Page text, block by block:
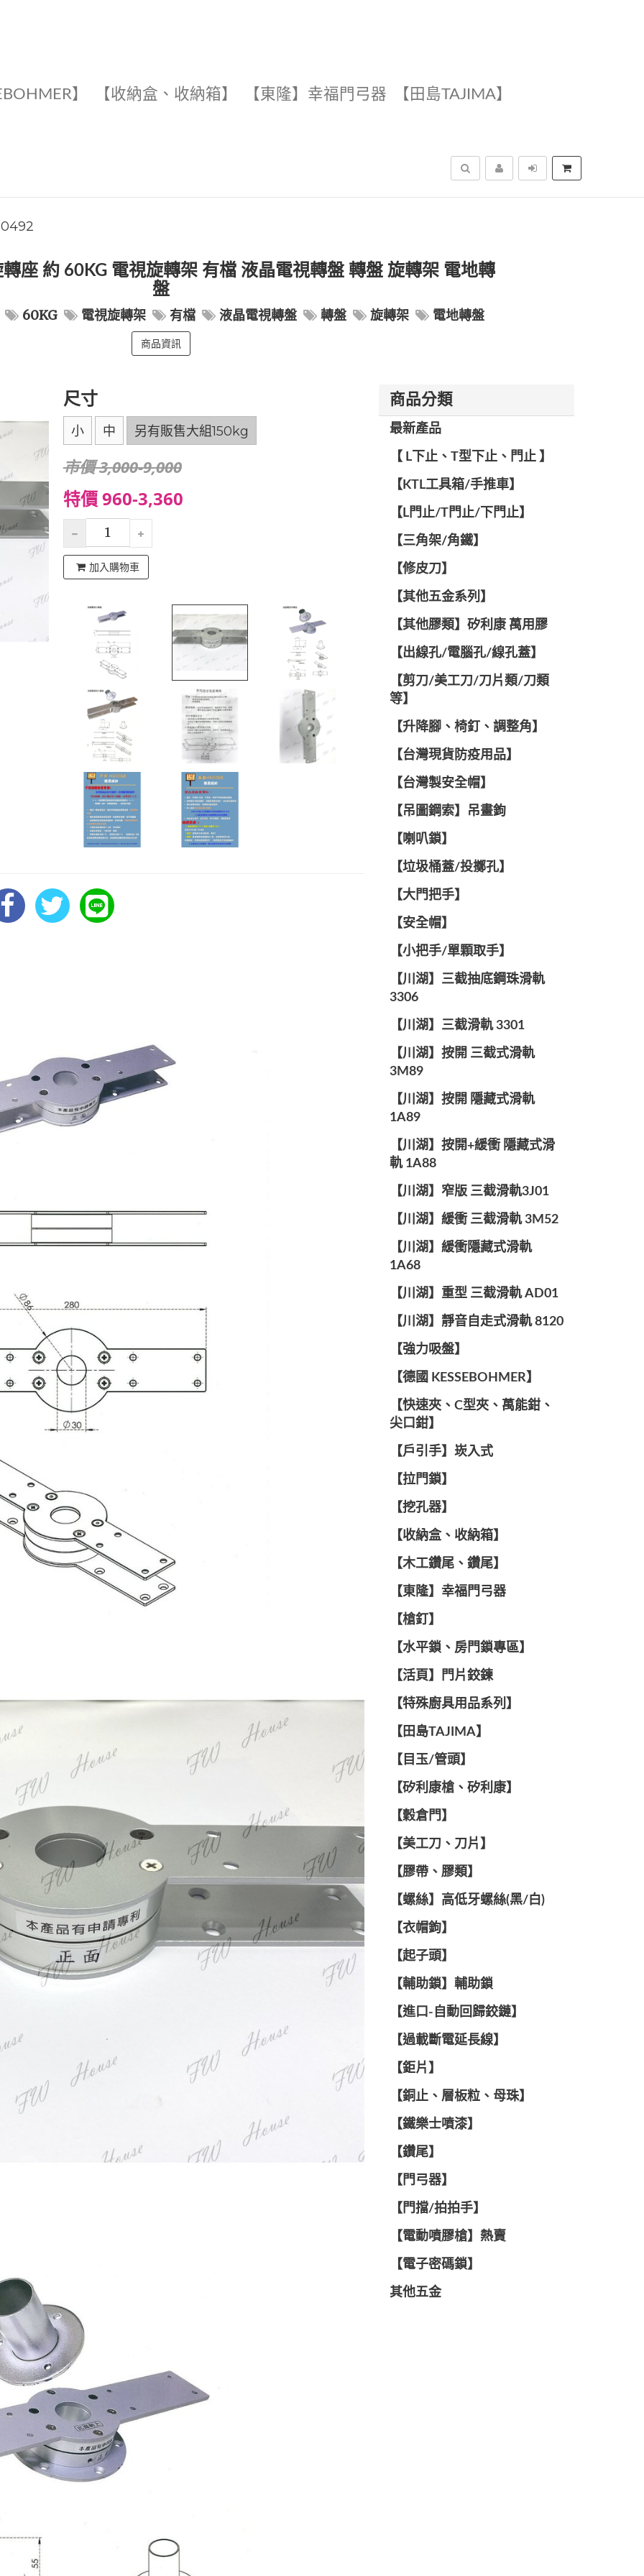
】 【收納盒、收納箱】 【東隆】幸福門弓器 【田島TAJIMA】
搜尋
座 約 60KG 電視旋轉架 有檔 液晶電視轉盤 轉盤 旋轉架 電地轉
盤
60KG 電視旋轉架 有檔 液晶電視轉盤 轉盤 旋轉架 電地轉盤
商品資訊
尺寸
小 中 另有販售大組150kg
市價 3,000-9,000
特價 960-3,360
加入購物車
商品分類
最新產品
【 L下止、T型下止、門止 】
【KTL工具箱/手推車】
【L門止/T門止/下門止】
【三角架/角鐵】
【修皮刀】
【其他五金系列】
【其他膠類】矽利康 萬用膠
【出線孔/電腦孔/線孔蓋】
【剪刀/美工刀/刀片類/刀類
等】
【升降腳、椅釘、調整角】
【台灣現貨防疫用品】
【台灣製安全帽】
【吊圖鋼索】吊畫鉤
【喇叭鎖】
【垃圾桶蓋/投擲孔】
【大門把手】
【安全帽】
【小把手/單顆取手】
【川湖】三截抽底鋼珠滑軌
3306
【川湖】三截滑軌 3301
【川湖】按開 三截式滑軌
3M89
【川湖】按開 隱藏式滑軌
1A89
【川湖】按開+緩衝 隱藏式滑
軌 1A88
【川湖】窄版 三截滑軌3J01
【川湖】緩衝 三截滑軌 3M52
【川湖】緩衝隱藏式滑軌
1A68
【川湖】重型 三截滑軌 AD01
【川湖】靜音自走式滑軌 8120
【強力吸盤】
【德國 KESSEBOHMER】
【快速夾、C型夾、萬能鉗、
尖口鉗】
【戶引手】崁入式
【拉門鎖】
【挖孔器】
【收納盒、收納箱】
【木工鑽尾、鑽尾】
【東隆】幸福門弓器
【槍釘】
【水平鎖、房門鎖專區】
【活頁】門片鉸鍊
【特殊廚具用品系列】
【田島TAJIMA】
【目玉/管頭】
【矽利康槍、矽利康】
【穀倉門】
【美工刀、刀片】
【膠帶、膠類】
【螺絲】高低牙螺絲(黑/白)
【衣帽鉤】
【起子頭】
【輔助鎖】輔助鎖
【進口-自動回歸鉸鏈】
【過載斷電延長線】
【鉅片】
【銅止、層板粒、母珠】
【鐵樂士噴漆】
【鑽尾】
【門弓器】
【門擋/拍拍手】
【電動噴膠槍】熱賣
【電子密碼鎖】
其他五金